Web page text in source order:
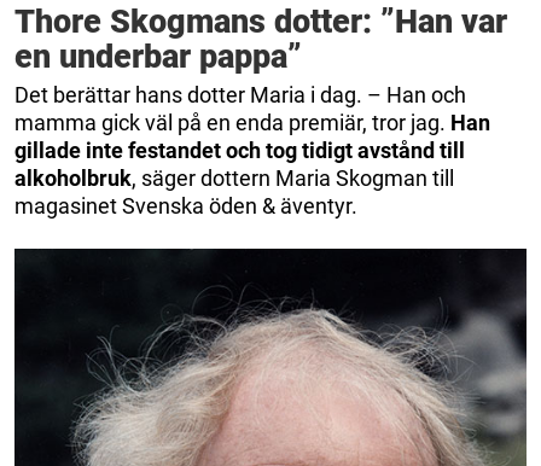
Thore Skogmans dotter: ”Han var
en underbar pappa”
Det berättar hans dotter Maria i dag. – Han och
mamma gick väl på en enda premiär, tror jag. Han
gillade inte festandet och tog tidigt avstånd till
alkoholbruk, säger dottern Maria Skogman till
magasinet Svenska öden & äventyr.